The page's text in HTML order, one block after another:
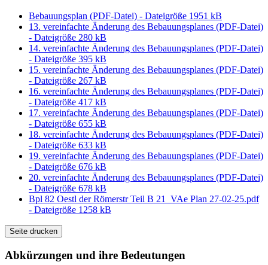
Bebauungsplan (PDF-Datei) - Dateigröße 1951 kB
13. vereinfachte Änderung des Bebauungsplanes (PDF-Datei)
- Dateigröße 280 kB
14. vereinfachte Änderung des Bebauungsplanes (PDF-Datei)
- Dateigröße 395 kB
15. vereinfachte Änderung des Bebauungsplanes (PDF-Datei)
- Dateigröße 267 kB
16. vereinfachte Änderung des Bebauungsplanes (PDF-Datei)
- Dateigröße 417 kB
17. vereinfachte Änderung des Bebauungsplanes (PDF-Datei)
- Dateigröße 655 kB
18. vereinfachte Änderung des Bebauungsplanes (PDF-Datei)
- Dateigröße 633 kB
19. vereinfachte Änderung des Bebauungsplanes (PDF-Datei)
- Dateigröße 676 kB
20. vereinfachte Änderung des Bebauungsplanes (PDF-Datei)
- Dateigröße 678 kB
Bpl 82 Oestl der Römerstr Teil B 21_VAe Plan 27-02-25.pdf
- Dateigröße 1258 kB
Seite drucken
Abkürzungen und ihre Bedeutungen